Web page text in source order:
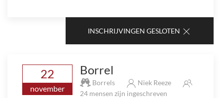
INSCHRIJVINGEN GESLOTEN
22
november
Borrel
Borrels
Niek Reeze
24 mensen zijn ingeschreven